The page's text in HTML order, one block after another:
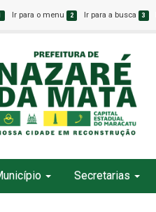
Ir para o menu 2 Ir para a busca 3
Secretarias